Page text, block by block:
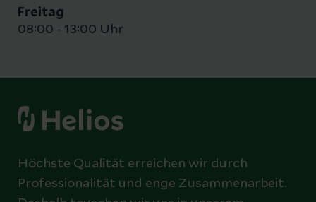
Freitag
08:00 - 13:00 Uhr
Höchste Qualität erreichen wir durch
Professionalität und enge Zusammenarbeit.